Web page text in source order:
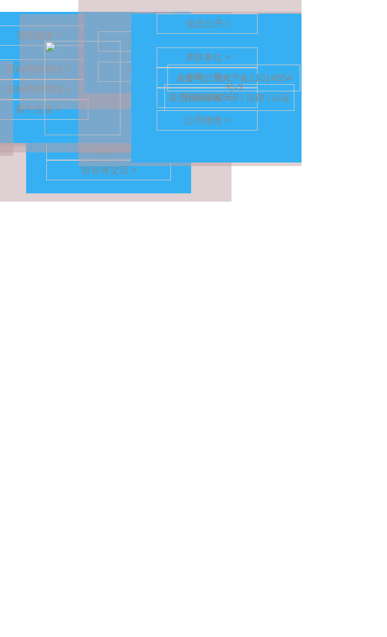
员工信箱 > 大西洋网站免责声明 >
投资者关系 /
公告动态 >
公司股票行情 >
投资者交流 >
国内销售网络 >
国外销售网络 >
客户反馈 >
营销服务 /
产品中心 >
产品中心 /
关联单位 >
公司公告 >
信息公开 /
招标采购 >
公司物资 >
股票代码600558 | 法律 | 认证
备案号：蜀ICP备11014854
号-3